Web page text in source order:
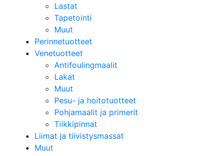
Lastat
Tapetointi
Muut
Perinnetuotteet
Venetuotteet
Antifoulingmaalit
Lakat
Muut
Pesu- ja hoitotuotteet
Pohjamaalit ja primerit
Tiikkipinnat
Liimat ja tiivistysmassat
Muut